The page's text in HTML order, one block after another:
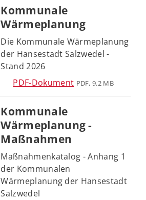
Kommunale
Wärmeplanung
Die Kommunale Wärmeplanung
der Hansestadt Salzwedel -
Stand 2026
PDF-Dokument PDF, 9.2 MB
Kommunale
Wärmeplanung -
Maßnahmen
Maßnahmenkatalog - Anhang 1
der Kommunalen
Wärmeplanung der Hansestadt
Salzwedel